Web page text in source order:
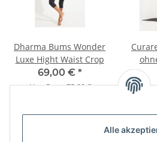
Alle
Dharma Bums Wonder
Luxe Hight Waist Crop
69,00 € *
Alter Preis:75,00 €